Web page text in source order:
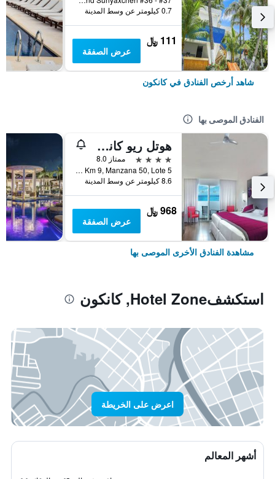
0.7 كيلومتر عن وسط المدينة
111 ﷼
عرض الصفقة
شاهد أرخص الفنادق في كانكون
الفنادق الموصى بها
هوتل ريو كانكون - لدالتس ٔونلي -سشامامل جميع الخدمات
4 نجوم
ممتاز 8.0
Blvd Kukulcan, Km 9, Manzana 50, Lote 5, كانكون, ولاية كينتانا رو, المكسيك
8.6 كيلومتر عن وسط المدينة
968 ﷼
عرض الصفقة
مشاهدة الفنادق الأخرى الموصى بها
استكشفHotel Zone, كانكون
اعرض على الخريطة
أشهر المعالم